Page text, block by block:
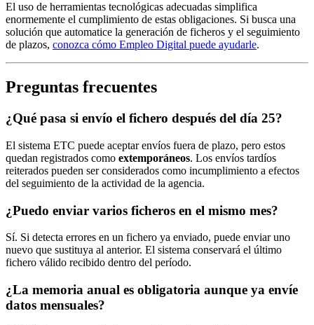
El uso de herramientas tecnológicas adecuadas simplifica
enormemente el cumplimiento de estas obligaciones. Si busca una
solución que automatice la generación de ficheros y el seguimiento
de plazos, conozca cómo Empleo Digital puede ayudarle.
Preguntas frecuentes
¿Qué pasa si envío el fichero después del día 25?
El sistema ETC puede aceptar envíos fuera de plazo, pero estos
quedan registrados como extemporáneos. Los envíos tardíos
reiterados pueden ser considerados como incumplimiento a efectos
del seguimiento de la actividad de la agencia.
¿Puedo enviar varios ficheros en el mismo mes?
Sí. Si detecta errores en un fichero ya enviado, puede enviar uno
nuevo que sustituya al anterior. El sistema conservará el último
fichero válido recibido dentro del período.
¿La memoria anual es obligatoria aunque ya envíe
datos mensuales?